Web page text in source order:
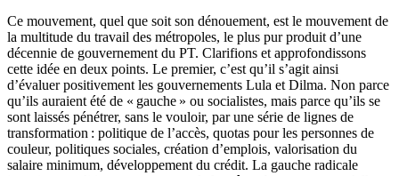
Ce mouvement, quel que soit son dénouement, est le mouvement de
la multitude du travail des métropoles, le plus pur produit d’une
décennie de gouvernement du PT. Clarifions et approfondissons
cette idée en deux points. Le premier, c’est qu’il s’agit ainsi
d’évaluer positivement les gouvernements Lula et Dilma. Non parce
qu’ils auraient été de « gauche » ou socialistes, mais parce qu’ils se
sont laissés pénétrer, sans le vouloir, par une série de lignes de
transformation : politique de l’accès, quotas pour les personnes de
couleur, politiques sociales, création d’emplois, valorisation du
salaire minimum, développement du crédit. La gauche radicale